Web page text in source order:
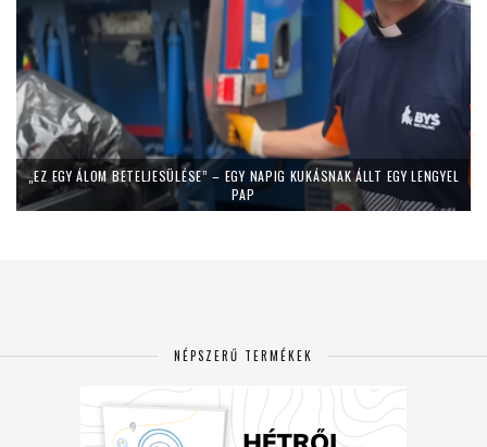
„EZ EGY ÁLOM BETELJESÜLÉSE” – EGY NAPIG KUKÁSNAK ÁLLT EGY LENGYEL
PAP
NÉPSZERŰ TERMÉKEK